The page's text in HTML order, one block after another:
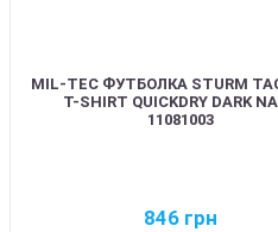
MIL-TEC ФУТБОЛКА STURM
T-SHIRT QUICKDRY DARK
11081003
846 грн